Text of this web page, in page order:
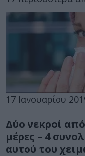
17 Ιανουαρίου
Δύο νεκροί
μέρες – 4
αυτού του